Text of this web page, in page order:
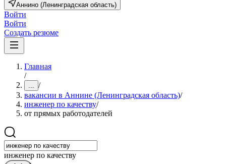
Аннино (Ленинградская область)
Войти
Войти
Создать резюме
Главная
/
... /
вакансии в Аннине (Ленинградская область)/
инженер по качеству/
от прямых работодателей
инженер по качеству